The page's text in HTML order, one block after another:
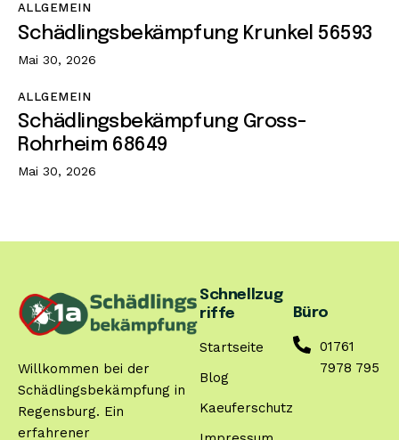
ALLGEMEIN
Schädlingsbekämpfung Krunkel 56593
Mai 30, 2026
ALLGEMEIN
Schädlingsbekämpfung Gross-
Rohrheim 68649
Mai 30, 2026
Willkommen bei der
Schädlingsbekämpfung in
Regensburg. Ein
erfahrener
Schnellzug
riffe
Startseite
Blog
Kaeuferschutz
Büro
01761
7978 795